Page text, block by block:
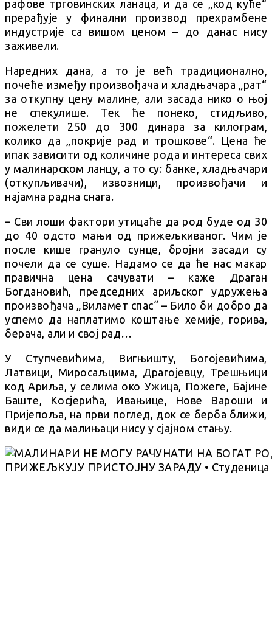
рафове трговинских ланаца, и да се „код куће“
прерађује у финални производ прехрамбене
индустрије са вишом ценом – до данас нису
заживели.
Наредних дана, а то је већ традиционално,
почеће између произвођача и хладњачара „рат“
за откупну цену малине, али засада нико о њој
не спекулише. Тек ће понеко, стидљиво,
пожелети 250 до 300 динара за килограм,
колико да „покрије рад и трошкове“. Цена ће
ипак зависити од количине рода и интереса свих
у малинарском ланцу, а то су: банке, хладњачари
(откупљивачи), извозници, произвођачи и
најамна радна снага.
– Сви лоши фактори утицаће да род буде од 30
до 40 одсто мањи од прижељкиваног. Чим је
после кише грануло сунце, бројни засади су
почели да се суше. Надамо се да ће нас макар
правична цена сачувати – каже Драган
Богдановић, председних ариљског удружења
произвођача „Виламет спас“ – Било би добро да
успемо да наплатимо коштање хемије, горива,
берача, али и свој рад…
У Ступчевићима, Вигњишту, Богојевићима,
Латвици, Миросаљцима, Драгојевцу, Трешњици
код Ариља, у селима око Ужица, Пожеге, Бајине
Баште, Косјерића, Ивањице, Нове Вароши и
Пријепоља, на први поглед, док се берба ближи,
види се да малињаци нису у сјајном стању.